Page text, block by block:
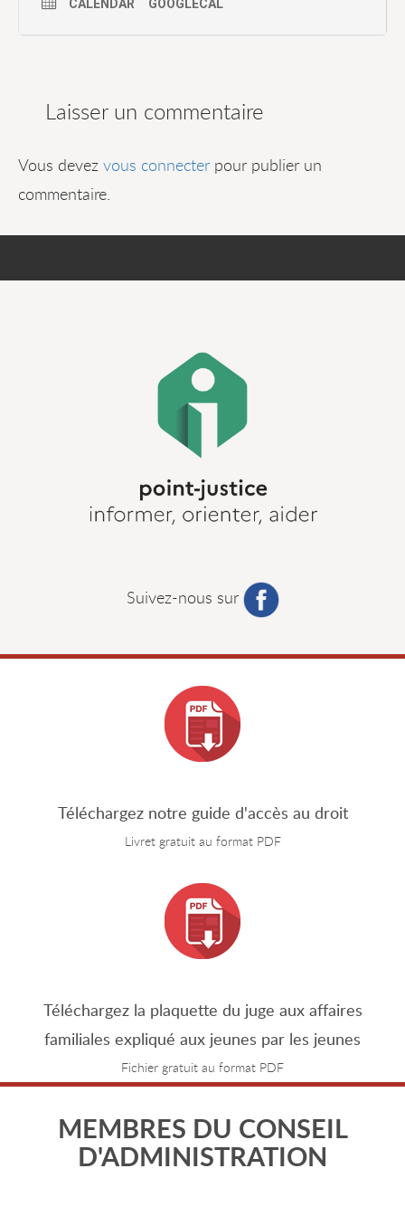
CALENDAR GOOGLECAL
Laisser un commentaire
Vous devez vous connecter pour publier un
commentaire.
Suivez-nous sur
Téléchargez notre guide d'accès au droit
Livret gratuit au format PDF
Téléchargez la plaquette du juge aux affaires
familiales expliqué aux jeunes par les jeunes
Fichier gratuit au format PDF
MEMBRES DU CONSEIL
D'ADMINISTRATION